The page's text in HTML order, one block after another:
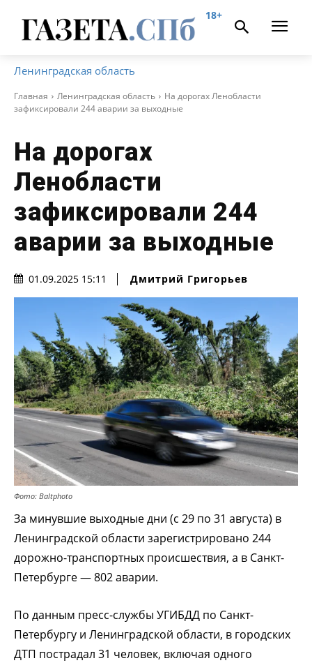
18+
Ленинградская область
Главная Ленинградская область
На дорогах Ленобласти
зафиксировали 244 аварии за выходные
На дорогах
Ленобласти
зафиксировали 244
аварии за выходные
01.09.2025 15:11 Дмитрий Григорьев
Фото: Baltphoto
За минувшие выходные дни (с 29 по 31 августа) в
Ленинградской области зарегистрировано 244
дорожно-транспортных происшествия, а в Санкт-
Петербурге — 802 аварии.
По данным пресс-службы УГИБДД по Санкт-
Петербургу и Ленинградской области, в городских
ДТП пострадал 31 человек, включая одного